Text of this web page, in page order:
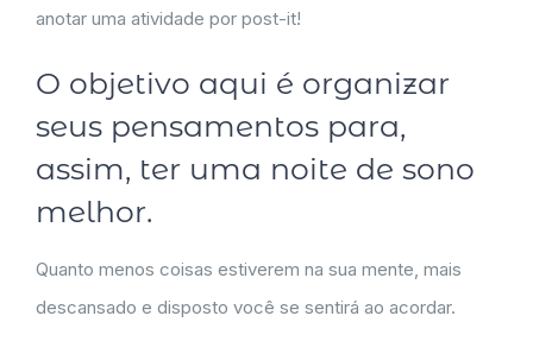
anotar uma atividade por post-it!
O objetivo aqui é organizar
seus pensamentos para,
assim, ter uma noite de sono
melhor.
Quanto menos coisas estiverem na sua mente, mais
descansado e disposto você se sentirá ao acordar.